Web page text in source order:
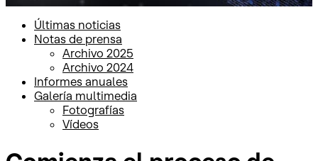
Últimas noticias
Notas de prensa
Archivo 2025
Archivo 2024
Informes anuales
Galería multimedia
Fotografías
Vídeos